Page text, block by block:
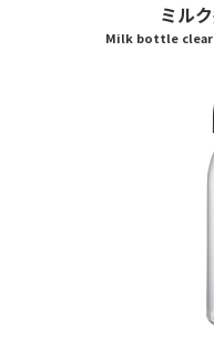
ミル
Milk bottle clear